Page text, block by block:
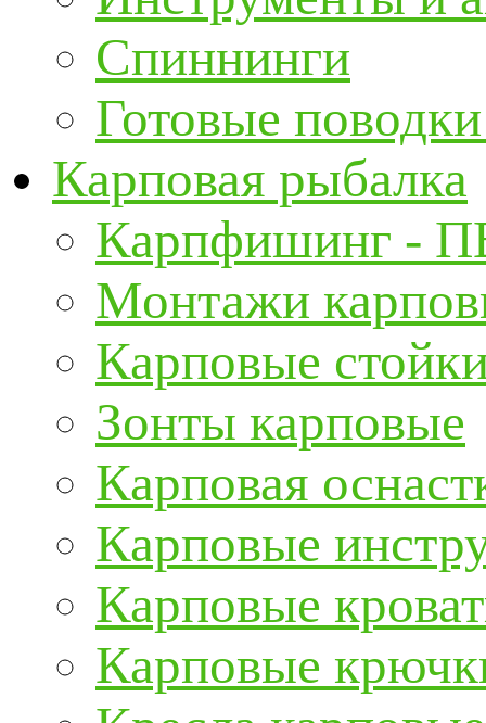
Спиннинги
Готовые
Карповая рыбалка
Карпфишинг -
Монтажи
Карповые
Зонты карповые
Карповая
Карповые
Карповые
Карповые